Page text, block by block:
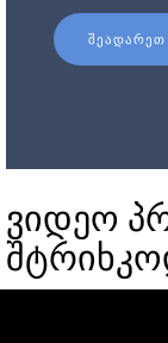
ᲨᲔᲐᲓᲐᲠᲔᲗ
ვიდეო